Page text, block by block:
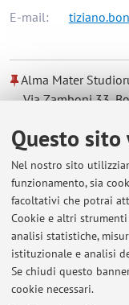
Questo
Nel nostro sito
funzionamento, sia
facoltativi che potrai
Cookie e altri
analisi statistiche,
istituzionale e analisi
Se chiudi questo
cookie necessari.
E-mail:
Alma Mater
Via Zamboni 33,
Orario di
Ricevimento primo
Dipartimento di
Ricevimento
Dipartimento di
eventuali modifiche